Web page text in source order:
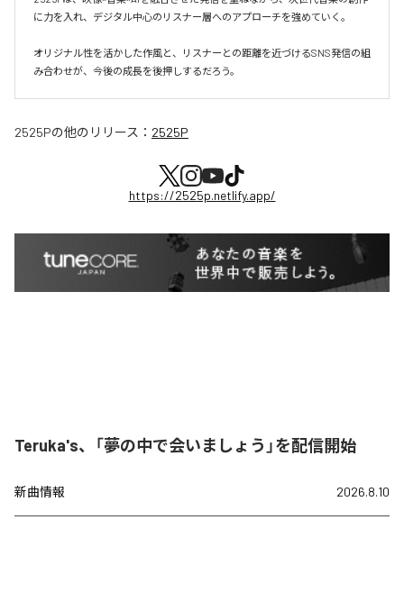
に力を入れ、デジタル中心のリスナー層へのアプローチを強めていく。
オリジナル性を活かした作風と、リスナーとの距離を近づけるSNS発信の組
み合わせが、今後の成長を後押しするだろう。
2525Pの他のリリース： 2525P
https://2525p.netlify.app/
Teruka's、「夢の中で会いましょう」を配信開始
新曲情報 2026.8.10